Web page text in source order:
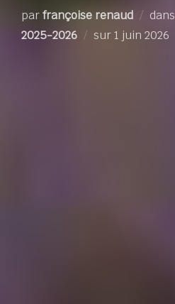
parfrançoise renaud dans
2025-2026
surPublié
1 juin 2026